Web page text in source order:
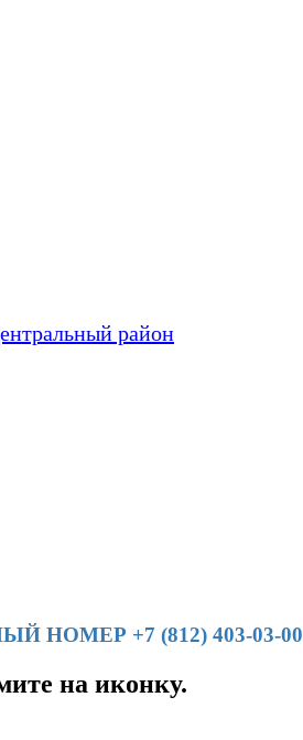
район
НОМЕР +7 (812) 403-03-00
на иконку.